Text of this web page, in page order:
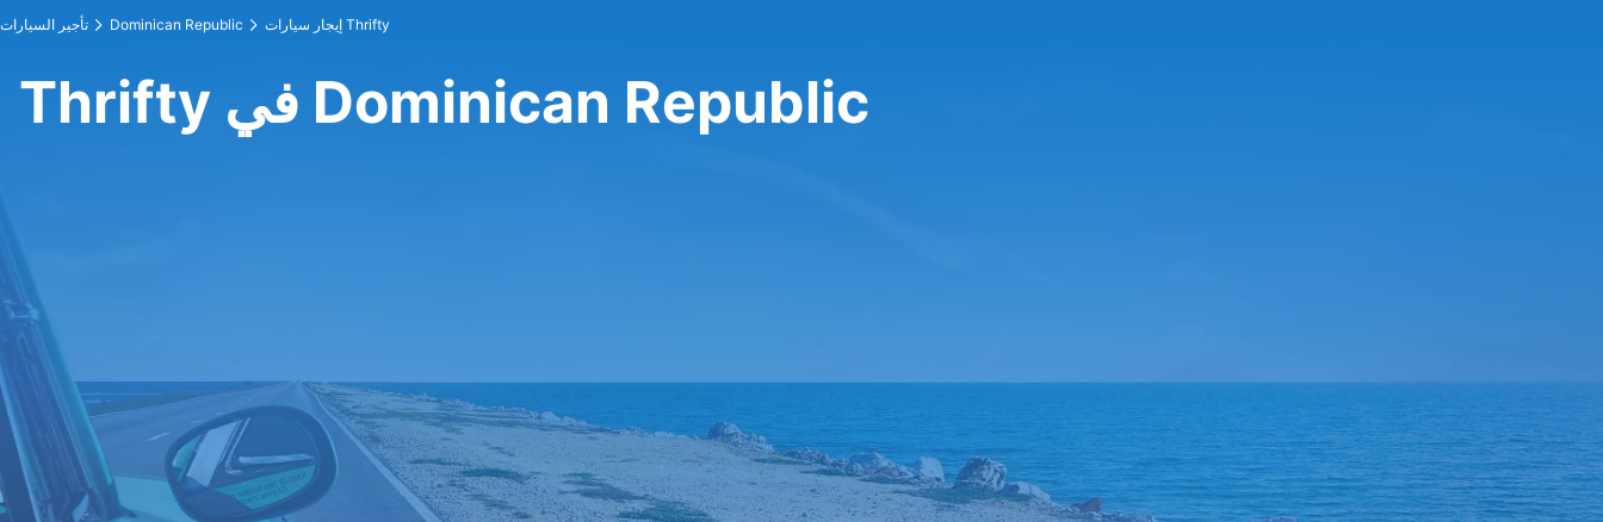
تأجير السيارات Dominican Republic إيجار سيارات Thrifty
Thrifty في Dominican Republic